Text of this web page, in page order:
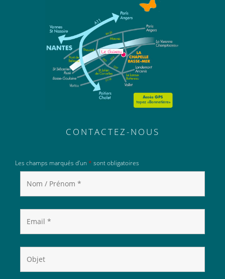
CONTACTEZ-NOUS
Les champs marqués d’un * sont obligatoires